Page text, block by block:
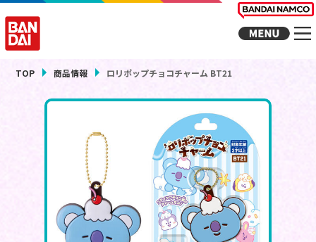
TOP 商品情報 ロリポップチョコチャーム BT21